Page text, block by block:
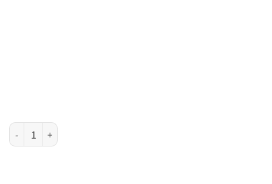
Parker IM 系列 - 新版 Dark Espresso 格子紋墨水筆 (1931681) 數量